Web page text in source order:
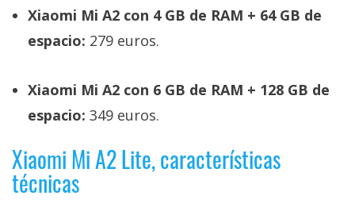
Xiaomi Mi A2 con 4 GB de RAM + 64 GB de
espacio: 279 euros.
Xiaomi Mi A2 con 6 GB de RAM + 128 GB de
espacio: 349 euros.
Xiaomi Mi A2 Lite, características
técnicas